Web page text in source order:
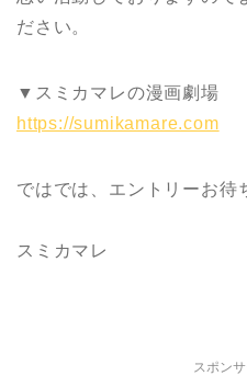
ださい。
▼スミカマレの漫画劇場
https://sumikamare.com
ではでは、エントリーお待
スミカマレ
スポン